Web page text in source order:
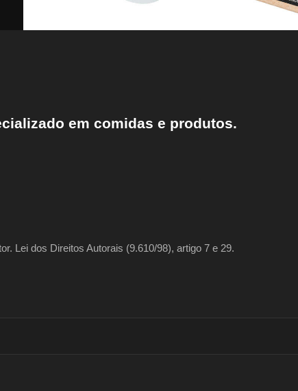
em comidas e produtos.
Lei dos Direitos Autorais (9.610/98), artigo 7 e 29.